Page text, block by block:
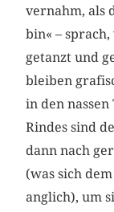
vernahm, als
bin« –
getanzt und
bleiben
in den
Rindes sind
dann nach
(was sich
anglich), um